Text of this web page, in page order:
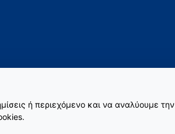
ή περιεχόμενο και να αναλύουμε την